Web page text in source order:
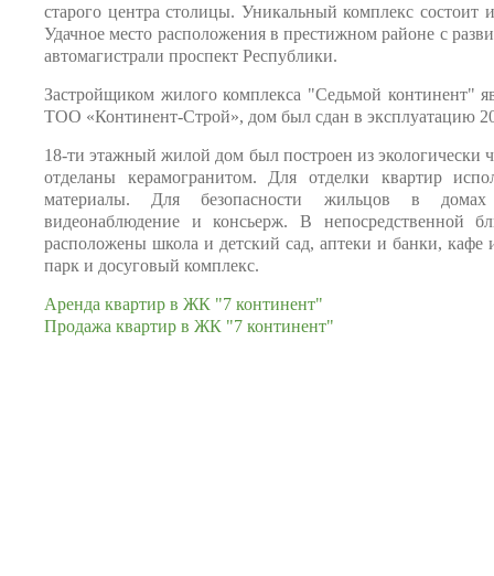
старого центра столицы. Уникальный комплекс состоит
Удачное место расположения в престижном районе с
автомагистрали проспект Республики.
Застройщиком жилого комплекса "Седьмой континент"
ТОО «Континент-Строй», дом был сдан в эксплуатацию
18-ти этажный жилой дом был построен из экологически
отделаны керамогранитом. Для отделки квартир
материалы. Для безопасности жильцов в домах
видеонаблюдение и консьерж. В непосредственной
расположены школа и детский сад, аптеки и банки, кафе
парк и досуговый комплекс.
Аренда квартир в ЖК "7 континент"
Продажа квартир в ЖК "7 континент"